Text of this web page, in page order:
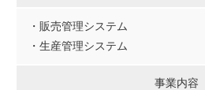
・販売管理システム
・生産管理システム
事業内容